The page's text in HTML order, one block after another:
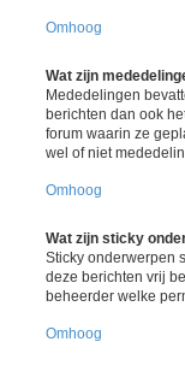
Omhoog
Wat zijn
Mededelingen
berichten dan ook
forum waarin ze
wel of niet
Omhoog
Wat zijn sticky
Sticky onderwerpen
deze berichten vrij
beheerder welke
Omhoog